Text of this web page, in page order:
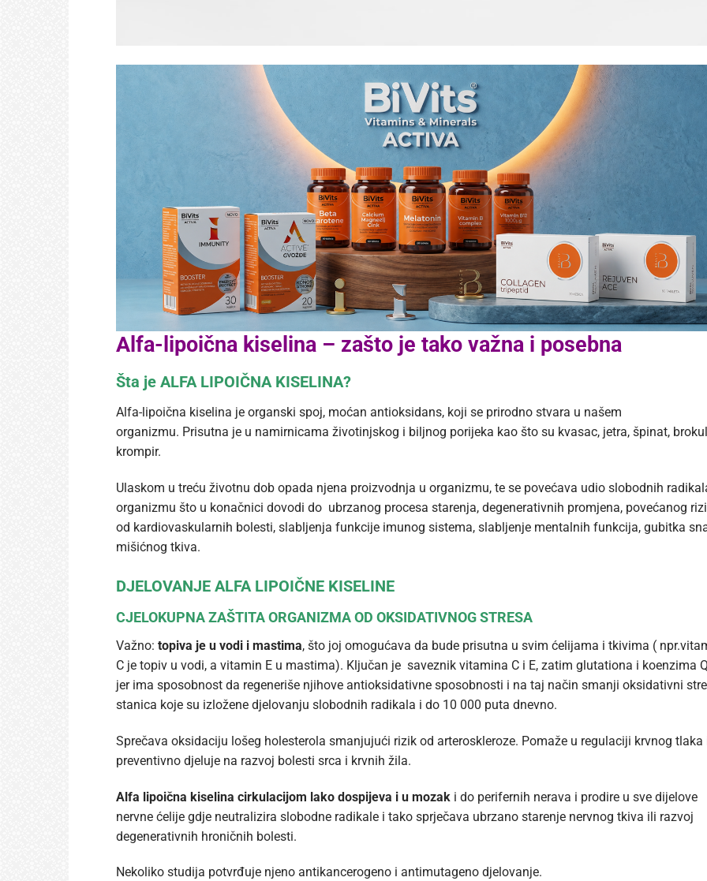
Alfa-lipoična kiselina – zašto je tako važna i posebna
Šta je ALFA LIPOIČNA KISELINA?
Alfa-lipoična kiselina je organski spoj, moćan antioksidans, koji se prirodno stvara u našem
organizmu. Prisutna je u namirnicama životinjskog i biljnog porijeka kao što su kvasac, jetra, špinat,
krompir.
Ulaskom u treću životnu dob opada njena proizvodnja u organizmu, te se povećava udio slobodnih
organizmu što u konačnici dovodi do ubrzanog procesa starenja, degenerativnih promjena, povećanog
od kardiovaskularnih bolesti, slabljenja funkcije imunog sistema, slabljenje mentalnih funkcija, gubitka
mišićnog tkiva.
DJELOVANJE ALFA LIPOIČNE KISELINE
CJELOKUPNA ZAŠTITA ORGANIZMA OD OKSIDATIVNOG STRESA
Važno: topiva je u vodi i mastima, što joj omogućava da bude prisutna u svim ćelijama i tkivima (
C je topiv u vodi, a vitamin E u mastima). Ključan je saveznik vitamina C i E, zatim glutationa i koenzima
jer ima sposobnost da regeneriše njihove antioksidativne sposobnosti i na taj način smanji oksidativni
stanica koje su izložene djelovanju slobodnih radikala i do 10 000 puta dnevno.
Sprečava oksidaciju lošeg holesterola smanjujući rizik od arteroskleroze. Pomaže u regulaciji krvnog tlaka
preventivno djeluje na razvoj bolesti srca i krvnih žila.
Alfa lipoična kiselina cirkulacijom lako dospijeva i u mozak i do perifernih nerava i prodire u sve dijelove
nervne ćelije gdje neutralizira slobodne radikale i tako sprječava ubrzano starenje nervnog tkiva ili razvoj
degenerativnih hroničnih bolesti.
Nekoliko studija potvrđuje njeno antikancerogeno i antimutageno djelovanje.